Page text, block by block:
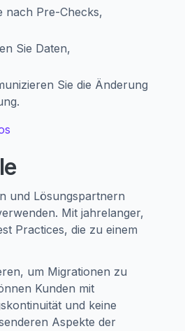
nach Pre-Checks,
Sie Daten,
Sie die Änderung
und Lösungspartnern
Mit jahrelanger,
Practices, die zu einem
um Migrationen zu
Kunden mit
und keine
Aspekte der